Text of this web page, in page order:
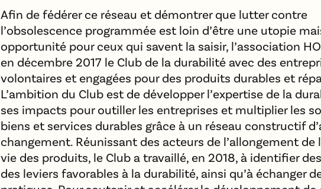
Afin de fédérer ce réseau et démontrer que lutter contre
l’obsolescence programmée est loin d’être une utopie
opportunité pour ceux qui savent la saisir, l’association
en décembre 2017 le Club de la durabilité avec des
volontaires et engagées pour des produits durables et
L’ambition du Club est de développer l’expertise de la
ses impacts pour outiller les entreprises et multiplier les
biens et services durables grâce à un réseau constructif
changement. Réunissant des acteurs de l’allongement de
vie des produits, le Club a travaillé, en 2018, à identifier
des leviers favorables à la durabilité, ainsi qu’à échanger